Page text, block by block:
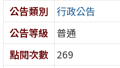
公告類別
行政公告
公告等級
普通
點閱次數
269